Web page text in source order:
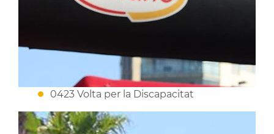
0423 Volta per la Discapacitat